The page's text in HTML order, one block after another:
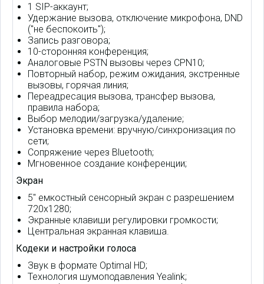
1 SIP-аккаунт;
Удержание вызова, отключение микрофона, DND
("не беспокоить");
Запись разговора;
10-сторонняя конференция;
Аналоговые PSTN вызовы через CPN10;
Повторный набор, режим ожидания, экстренные
вызовы, горячая линия;
Переадресация вызова, трансфер вызова,
правила набора;
Выбор мелодии/загрузка/удаление;
Установка времени: вручную/синхронизация по
сети;
Сопряжение через Bluetooth;
Мгновенное создание конференции;
Экран
5" емкостный сенсорный экран с разрешением
720x1280;
Экранные клавиши регулировки громкости;
Центральная экранная клавиша.
Кодеки и настройки голоса
Звук в формате Optimal HD;
Технология шумоподавления Yealink;